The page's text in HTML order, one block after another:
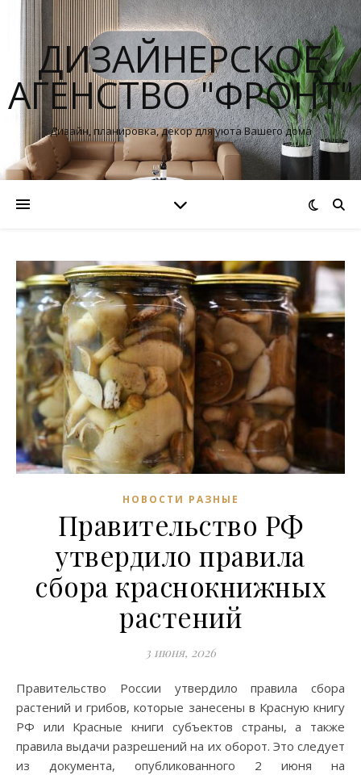
ДИЗАЙНЕРСКОЕ
АГЕНСТВО "ФРОНТ"
Дизайн, планировка, декор для уюта Вашего дома
НОВОСТИ РАЗНЫЕ
Правительство РФ
утвердило правила
сбора краснокнижных
растений
3 июня, 2026
Правительство России утвердило правила сбора
растений и грибов, которые занесены в Красную книгу
РФ или Красные книги субъектов страны, а также
правила выдачи разрешений на их оборот. Это следует
из документа, опубликованного 2 июня на